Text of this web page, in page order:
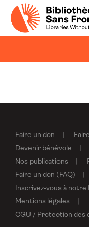
Faire un don
Devenir bénévole
Nos publications
Faire un don (FAQ)
Inscrivez-vous à
Mentions légales
CGU / Protection des